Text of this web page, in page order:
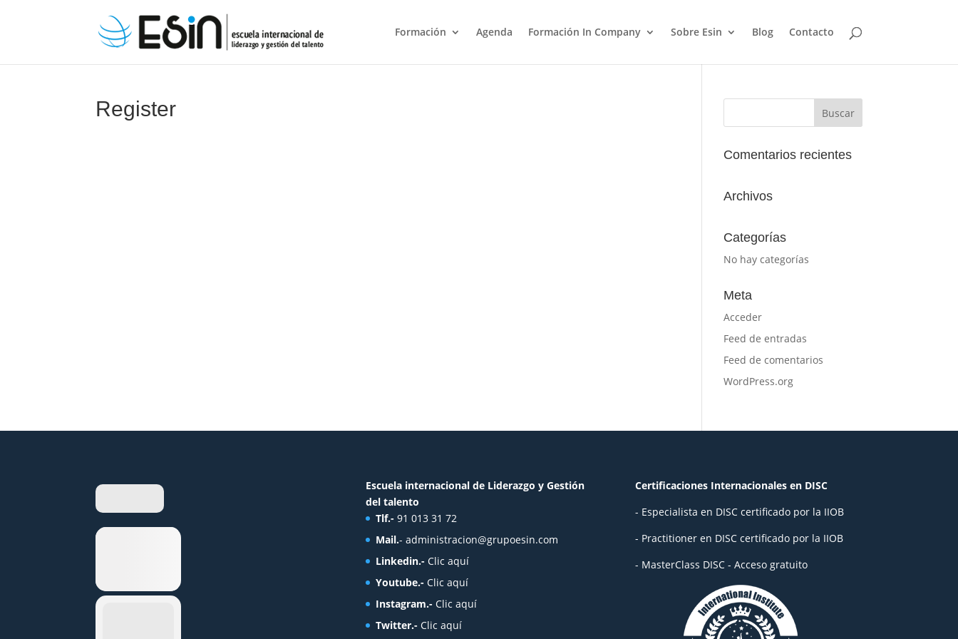
Formación Agenda Formación In Company Sobre Esin Blog Contacto
Register
Comentarios recientes
Archivos
Categorías
No hay categorías
Meta
Acceder
Feed de entradas
Feed de comentarios
WordPress.org
Escuela internacional de Liderazgo y Gestión
del talento
Tlf.- 91 013 31 72
Mail.- administracion@grupoesin.com
Linkedin.- Clic aquí
Youtube.- Clic aquí
Instagram.- Clic aquí
Twitter.- Clic aquí
Certificaciones Internacionales en DISC
- Especialista en DISC certificado por la IIOB
- Practitioner en DISC certificado por la IIOB
- MasterClass DISC - Acceso gratuito